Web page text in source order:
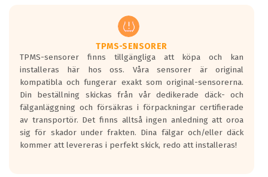
TPMS-SENSORER
TPMS-sensorer finns tillgängliga att köpa och kan
installeras här hos oss. Våra sensorer är original
kompatibla och fungerar exakt som original-sensorerna.
Din beställning skickas från vår dedikerade däck- och
fälganläggning och försäkras i förpackningar certifierade
av transportör. Det finns alltså ingen anledning att oroa
sig för skador under frakten. Dina fälgar och/eller däck
kommer att levereras i perfekt skick, redo att installeras!